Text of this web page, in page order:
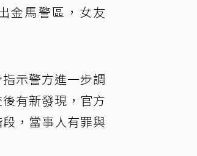
金馬警區，女友
示警方進一步調
有新發現，官方
，當事人有罪與